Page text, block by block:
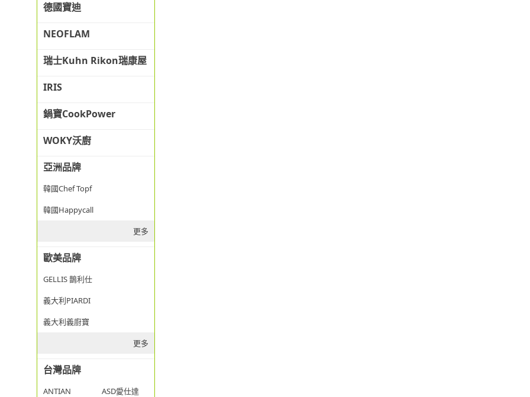
德國寶迪
NEOFLAM
瑞士Kuhn Rikon瑞康屋
IRIS
鍋寶CookPower
WOKY沃廚
亞洲品牌
韓國Chef Topf
韓國Happycall
更多
歐美品牌
GELLIS 鵲利仕
義大利PIARDI
義大利義廚寶
更多
台灣品牌
ANTIAN
ASD愛仕達